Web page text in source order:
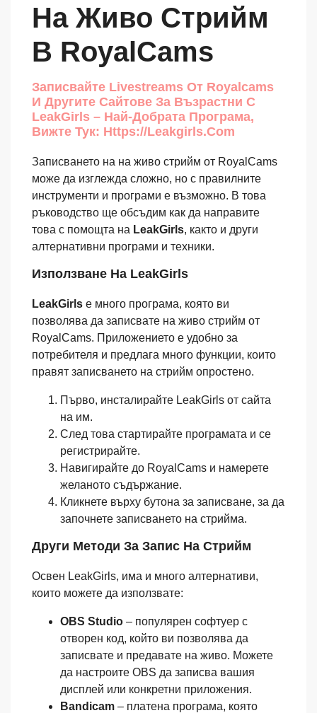
На Живо Стрийм
В RoyalCams
Записвайте Livestreams От Royalcams
И Другите Сайтове За Възрастни С
LeakGirls – Най-Добрата Програма,
Вижте Тук: Https://leakgirls.com
Записването на на живо стрийм от RoyalCams
може да изглежда сложно, но с правилните
инструменти и програми е възможно. В това
ръководство ще обсъдим как да направите
това с помощта на LeakGirls, както и други
алтернативни програми и техники.
Използване На LeakGirls
LeakGirls е много програма, която ви
позволява да записвате на живо стрийм от
RoyalCams. Приложението е удобно за
потребителя и предлага много функции, които
правят записването на стрийм опростено.
Първо, инсталирайте LeakGirls от сайта
на им.
След това стартирайте програмата и се
регистрирайте.
Навигирайте до RoyalCams и намерете
желаното съдържание.
Кликнете върху бутона за записване, за да
започнете записването на стрийма.
Други Методи За Запис На Стрийм
Освен LeakGirls, има и много алтернативи,
които можете да използвате:
OBS Studio – популярен софтуер с
отворен код, който ви позволява да
записвате и предавате на живо. Можете
да настроите OBS да записва вашия
дисплей или конкретни приложения.
Bandicam – платена програма, която